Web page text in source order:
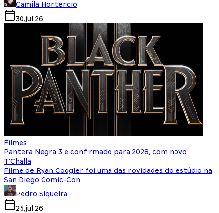
Camila Hortencio
30.jul.26
Filmes
Pantera Negra 3 é confirmado para 2028, com novo
T'Challa
Filme de Ryan Coogler foi uma das novidades do estúdio na
San Diego Comic-Con
Pedro Siqueira
25.jul.26